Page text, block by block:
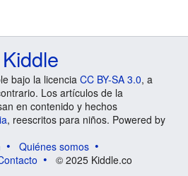
bajo la licencia CC BY-SA 3.0, a
Los artículos de la
en contenido y hechos
, reescritos para niños. Powered by
Quiénes somos
© 2025 Kiddle.co